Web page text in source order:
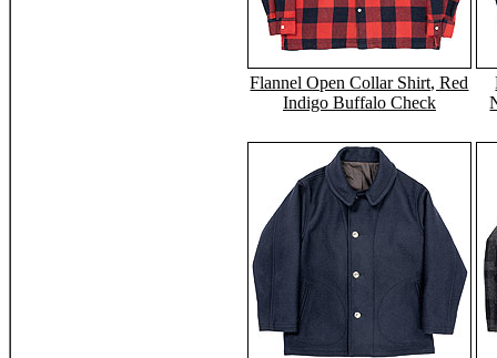
Flannel Open Collar Shirt, Red
Indigo Buffalo Check